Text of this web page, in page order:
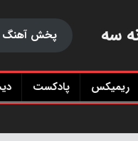
سه پخش آهنگ
ریمیکس پادکست